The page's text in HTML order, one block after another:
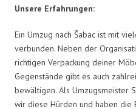
Unsere Erfahrungen:
Ein Umzug nach Šabac ist mit
verbunden. Neben der
richtigen Verpackung deiner
Gegenstände gibt es auch
bewältigen. Als Umzugsmeister
wir diese Hürden und haben die